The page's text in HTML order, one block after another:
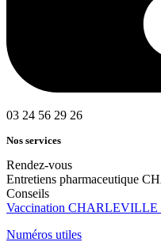
03 24 56 29 26
Nos services
Rendez-vous
Entretiens pharmaceutique
Conseils
Vaccination CHARLEVILLE
Numéros utiles